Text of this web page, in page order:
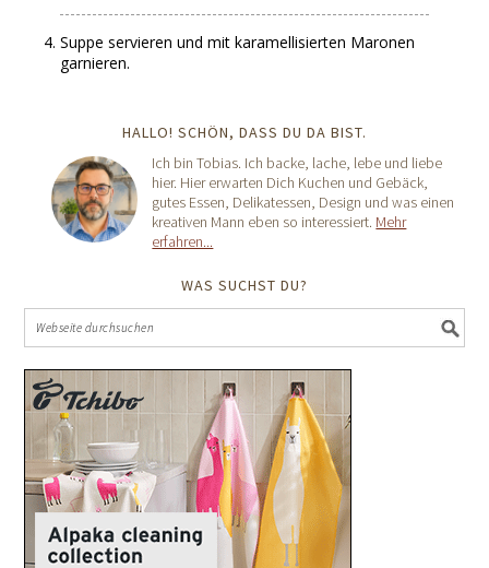
Suppe servieren und mit karamellisierten Maronen
garnieren.
HALLO! SCHÖN, DASS DU DA BIST.
Ich bin Tobias. Ich backe, lache, lebe und liebe
hier. Hier erwarten Dich Kuchen und Gebäck,
gutes Essen, Delikatessen, Design und was einen
kreativen Mann eben so interessiert. Mehr
erfahren...
WAS SUCHST DU?